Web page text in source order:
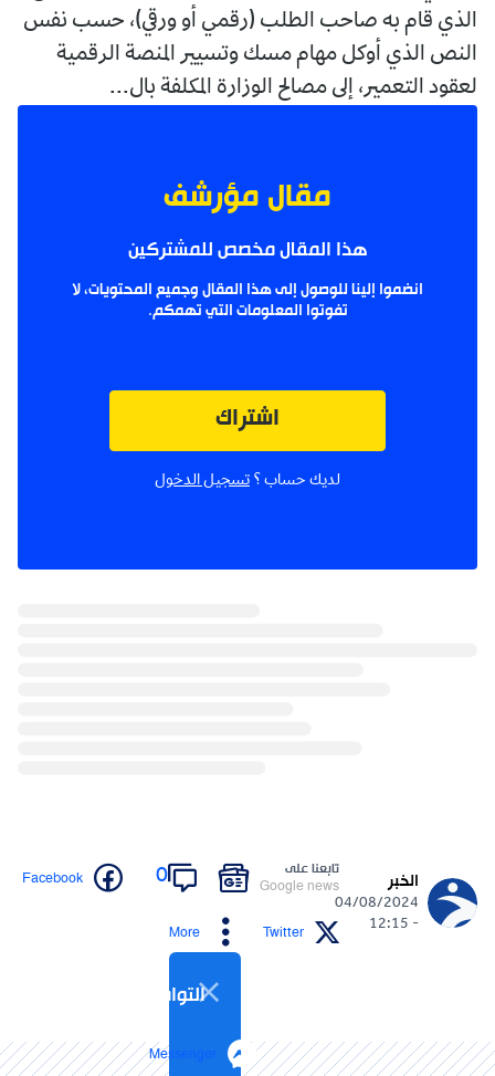
الذي قام به صاحب الطلب (رقمي أو ورقي)، حسب نفس
النص الذي أوكل مهام مسك وتسيير المنصة الرقمية
لعقود التعمير، إلى مصالح الوزارة المكلفة بال...
مقال مؤرشف
هذا المقال مخصص للمشتركين
انضموا إلينا للوصول إلى هذا المقال وجميع المحتويات، لا
تفوتوا المعلومات التي تهمكم.
اشتراك
لديك حساب ؟ تسجيل الدخول
الخبر
04/08/2024
- 12:15
تابعنا على
Google news
0
Facebook
Twitter
More
التواصل الاجتماعي
Messenger